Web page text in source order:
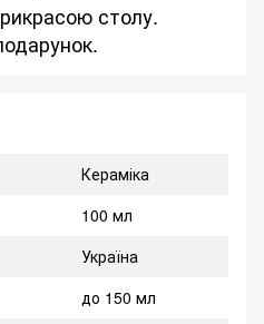
столу.
Кераміка
100 мл
Україна
до 150 мл